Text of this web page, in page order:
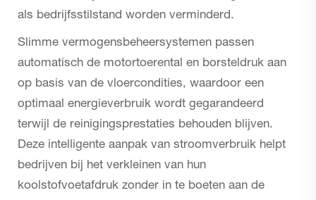
als bedrijfsstilstand worden verminderd.
Slimme vermogensbeheersystemen passen
automatisch de motortoerental en borsteldruk aan
op basis van de vloercondities, waardoor een
optimaal energieverbruik wordt gegarandeerd
terwijl de reinigingsprestaties behouden blijven.
Deze intelligente aanpak van stroomverbruik helpt
bedrijven bij het verkleinen van hun
koolstofvoetafdruk zonder in te boeten aan de